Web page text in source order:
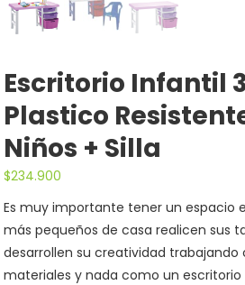
Escritorio Infantil
Plastico
Niños + Silla
$234.900
Es muy importante tener un espacio
más pequeños de casa realicen sus
desarrollen su creatividad trabajando
materiales y nada como un